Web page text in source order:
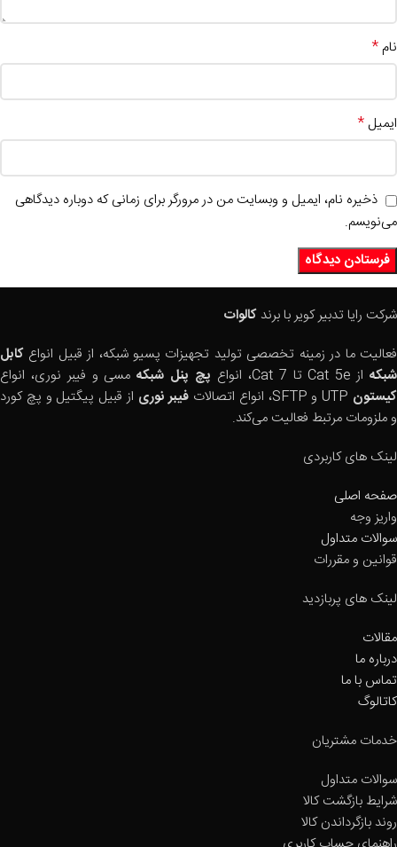
نام*
ایمیل *
ذخیره نام، ایمیل و وبسایت من در مرورگر برای زمانی که دوباره دیدگاهی
می‌نویسم.
شرکت رایا تدبیر کویر با برند کالوات
فعالیت ما در زمینه تخصصی تولید تجهیزات پسیو شبکه، از قبیل انواع کابل
شبکهاز Cat 5e تا Cat 7، انواع پچ پنل شبکهمسی و فیبر نوری، انواع
کیستون
فیبر نوری از قبیل پیگتیل و پچ کورد
و ملزومات مرتبط فعالیت می‌کند.
لینک های کاربردی
صفحه اصلی
واریز وجه
سوالات متداول
قوانین و مقررات
لینک های پربازدید
مقالات
درباره ما
تماس با ما
کاتالوگ
خدمات مشتریان
سوالات متداول
شرایط بازگشت کالا
روند بازگرداندن کالا